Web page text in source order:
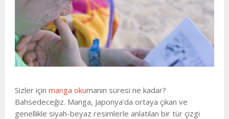
Sizler için manga okumanın süresi ne kadar?
Bahsedeceğiz. Manga, Japonya’da ortaya çıkan ve
genellikle siyah-beyaz resimlerle anlatılan bir tür çizgi